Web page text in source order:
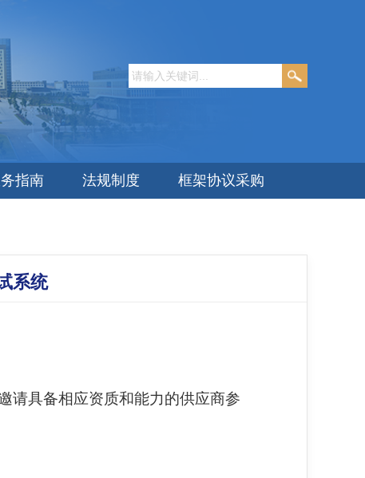
指南 法规制度 框架协议采购
系统
请具备相应资质和能力的供应商参